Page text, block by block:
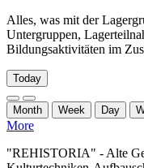
Alles, was mit der
Untergruppen,
Bildungsaktivitäten im
Today
Month Week Day
More
"REHISTORIA" - Alte